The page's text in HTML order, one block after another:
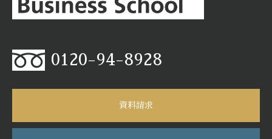
0120-94-8928
資料請求